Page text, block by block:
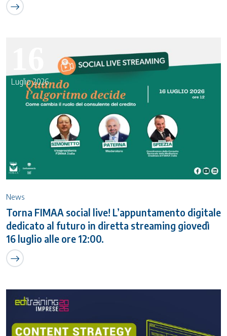
Luglio 2026
News
Torna FIMAA social live! L’appuntamento digitale
dedicato al futuro in diretta streaming giovedì
16 luglio alle ore 12:00.